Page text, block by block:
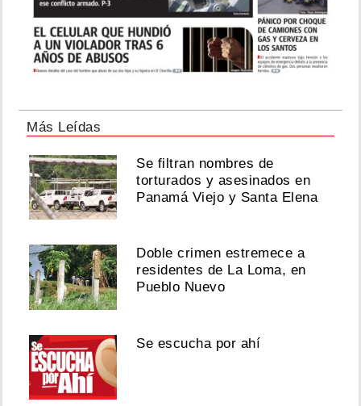
Más Leídas
Se filtran nombres de
torturados y asesinados en
Panamá Viejo y Santa Elena
Doble crimen estremece a
residentes de La Loma, en
Pueblo Nuevo
Se escucha por ahí